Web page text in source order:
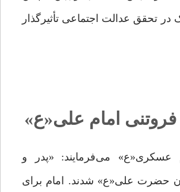
تحقق عدالت اجتماعی تأثیرگذار
امام علی«ع»
مى‌فرمایند: «پدر و
حضرت علی«ع» شدند. امام براى